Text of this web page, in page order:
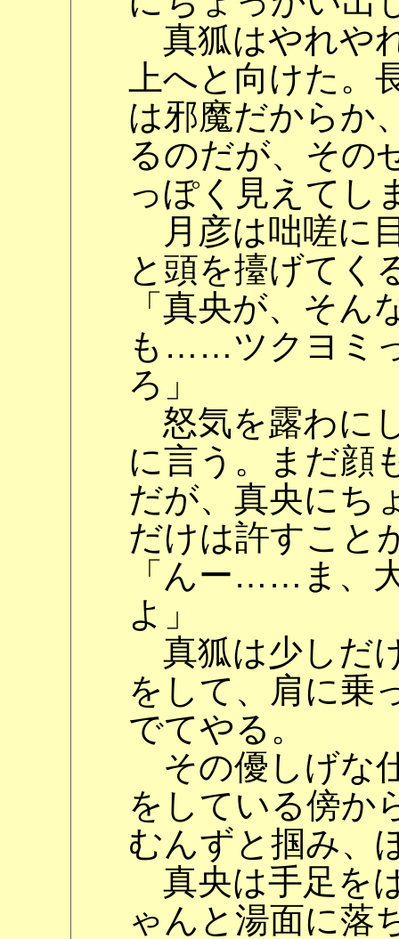
真狐はやれや
上へと向けた。
は邪魔だからか
るのだが、その
っぽく見えてし
月彦は咄嗟に
と頭を擡げてく
「真央が、そ
も……ツクヨミ
ろ」
怒気を露わに
に言う。まだ顔
だが、真央にち
だけは許すこと
「んー……ま、
よ」
真狐は少しだ
をして、肩に乗
でてやる。
その優しげな
をしている傍か
むんずと掴み、
真央は手足を
ゃんと湯面に落